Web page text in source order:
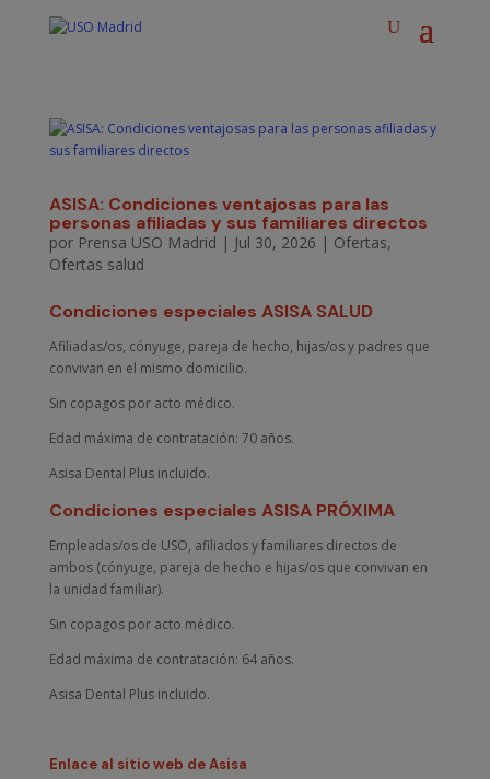
ASISA: Condiciones ventajosas para las
personas afiliadas y sus familiares directos
por Prensa USO Madrid | Jul 30, 2026 | Ofertas,
Ofertas salud
Condiciones especiales ASISA SALUD
Afiliadas/os, cónyuge, pareja de hecho, hijas/os y padres que
convivan en el mismo domicilio.
Sin copagos por acto médico.
Edad máxima de contratación: 70 años.
Asisa Dental Plus incluido.
Condiciones especiales ASISA PRÓXIMA
Empleadas/os de USO, afiliados y familiares directos de
ambos (cónyuge, pareja de hecho e hijas/os que convivan en
la unidad familiar).
Sin copagos por acto médico.
Edad máxima de contratación: 64 años.
Asisa Dental Plus incluido.
Enlace al sitio web de Asisa